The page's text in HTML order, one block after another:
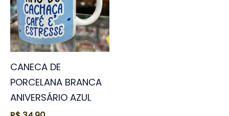
CANECA DE
PORCELANA BRANCA
ANIVERSÁRIO AZUL